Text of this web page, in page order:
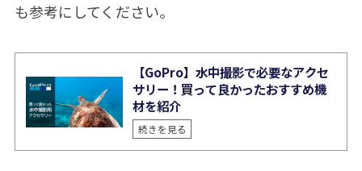
も参考にしてください。
【GoPro】水中撮影で必要なアクセ
サリー！買って良かったおすすめ機
材を紹介
続きを見る